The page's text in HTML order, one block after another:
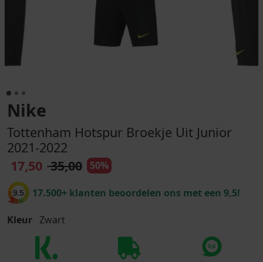
Nike
Tottenham Hotspur Broekje Uit Junior
2021-2022
17,50 35,00 50%
9.5 17.500+ klanten beoordelen ons met een 9,5!
Kleur Zwart